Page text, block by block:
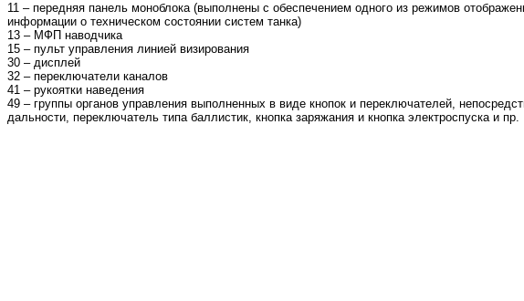
11 – передняя панель моноблока (выполнены с обеспечением одного из режимов
информации о техническом состоянии систем танка)
13 – МФП наводчика
15 – пульт управления линией визирования
30 – дисплей
32 – переключатели каналов
41 – рукоятки наведения
49 – группы органов управления выполненных в виде кнопок и переключателей,
дальности, переключатель типа баллистик, кнопка заряжания и кнопка электроспускаи пр.